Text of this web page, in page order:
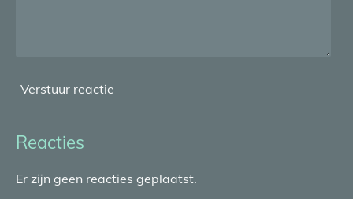
Verstuur reactie
Reacties
Er zijn geen reacties geplaatst.